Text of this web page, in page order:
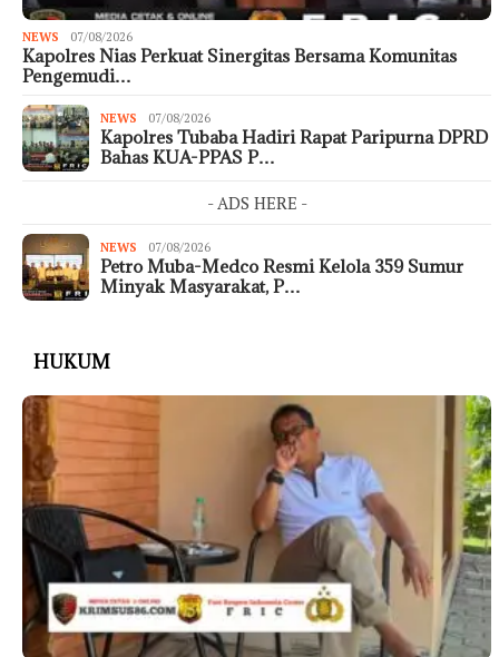
NEWS 07/08/2026
Kapolres Nias Perkuat Sinergitas Bersama Komunitas
Pengemudi…
NEWS 07/08/2026
Kapolres Tubaba Hadiri Rapat Paripurna DPRD
Bahas KUA-PPAS P…
- ADS HERE -
NEWS 07/08/2026
Petro Muba-Medco Resmi Kelola 359 Sumur
Minyak Masyarakat, P…
HUKUM